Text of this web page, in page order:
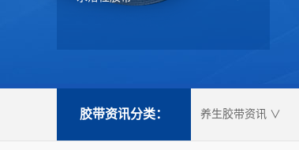
胶带资讯分类： 养生胶带资讯 ∨